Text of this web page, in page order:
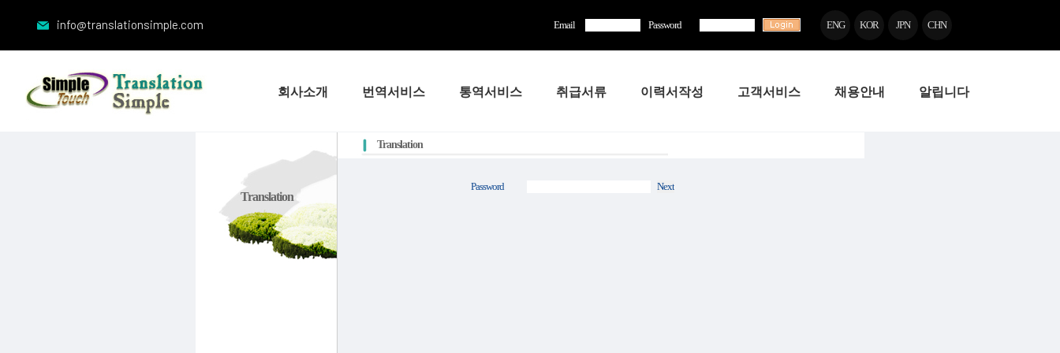
info@translationsimple.com Email Password ENG KOR JPN CHN
회사소개 번역서비스 통역서비스 취급서류 이력서작성 고객서비스 채용안내 알립니다
Translation
Translation
Password